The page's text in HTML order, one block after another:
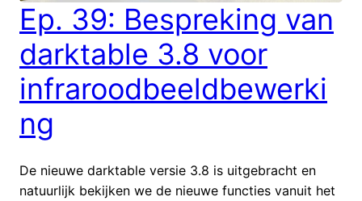
Ep. 39: Bespreking van
darktable 3.8 voor
infraroodbeeldbewerki
ng
De nieuwe darktable versie 3.8 is uitgebracht en
natuurlijk bekijken we de nieuwe functies vanuit het